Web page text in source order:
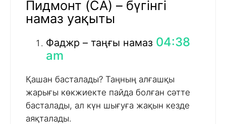
Пидмонт (CA) – бүгінгі
намаз уақыты
Фаджр – таңғы намаз 04:38
am
Қашан басталады? Таңның алғашқы
жарығы көкжиекте пайда болған сәтте
басталады, ал күн шығуға жақын кезде
аяқталады.